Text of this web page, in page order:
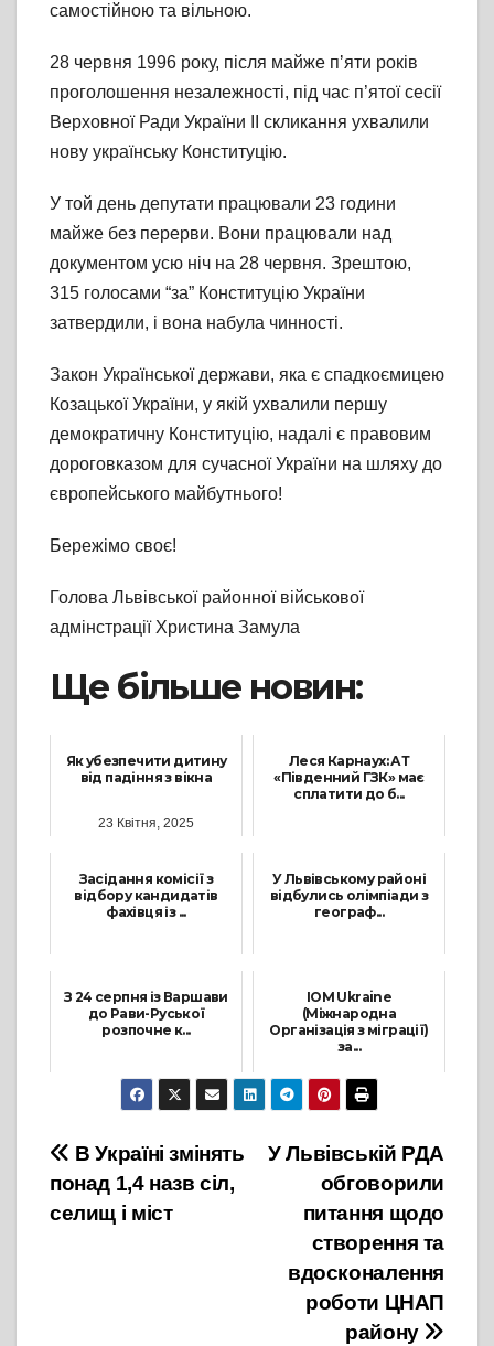
самостійною та вільною.
28 червня 1996 року, після майже пʼяти років
проголошення незалежності, під час п’ятої сесії
Верховної Ради України II скликання ухвалили
нову українську Конституцію.
У той день депутати працювали 23 години
майже без перерви. Вони працювали над
документом усю ніч на 28 червня. Зрештою,
315 голосами “за” Конституцію України
затвердили, і вона набула чинності.
Закон Української держави, яка є спадкоємицею
Козацької України, у якій ухвалили першу
демократичну Конституцію, надалі є правовим
дороговказом для сучасної України на шляху до
європейського майбутнього!
Бережімо своє!
Голова Львівської районної військової
адмінстрації Христина Замула
Ще більше новин:
Як убезпечити дитину
від падіння з вікна
23 Квітня, 2025
Леся Карнаух: АТ
«Південний ГЗК» має
сплатити до б...
Засідання комісії з
відбору кандидатів
фахівця із ...
У Львівському районі
відбулись олімпіади з
географ...
З 24 серпня із Варшави
до Рави-Руської
розпочне к...
9 Серпня, 2022
IOM Ukraine
(Міжнародна
Організація з міграції)
за...
26 Квітня, 2024
Навігація
записів
У Львівській РДА
обговорили
питання щодо
створення та
вдосконалення
роботи ЦНАП
району
В Україні змінять
понад 1,4 назв сіл,
селищ і міст